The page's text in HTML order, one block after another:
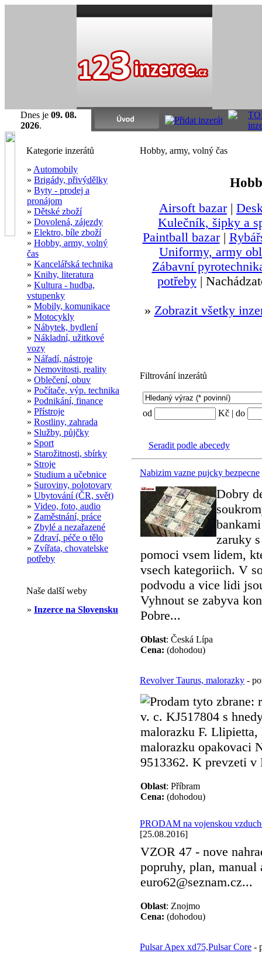
Dnes je 09. 08.
2026.
Kategorie inzerátů
» Automobily
» Brigády, přivýdělky
» Byty - prodej a
pronájom
» Dětské zboží
» Dovolená, zájezdy
» Elektro, bíle zboží
» Hobby, army, volný
čas
» Kancelářská technika
» Knihy, literatura
» Kultura - hudba,
vstupenky
» Mobily, komunikace
» Motocykly
» Nábytek, bydlení
» Nákladní, užitkové
vozy
» Nářadí, nástroje
» Nemovitosti, reality
» Oblečení, obuv
» Počítače, výp. technika
» Podnikání, finance
» Přístroje
» Rostliny, zahrada
» Služby, půjčky
» Sport
» Starožitnosti, sbírky
» Stroje
» Studium a učebnice
» Suroviny, polotovary
» Ubytování (ČR, svět)
» Video, foto, audio
» Zaměstnání, práce
» Zbylé a nezařazené
» Zdraví, péče o tělo
» Zvířata, chovatelske
potřeby
Naše další weby
» Inzerce na Slovensku
Hobby, army, volný čas
Airsoft bazar|
Kulečník, šipky a
Paintball bazar|
Uniformy, army
Zábavní
potřeby|
» Zobrazit všetky
Filtrování inzerátů
od Kč | do
Seradit podle abecedy
Nabizim vazne pujcky bezpecne
Dobry
zaruky
pomoci vsem lidem,
vsech kategoriich. V
podvodu a vice lidi
Vyhnout se zabyva
Pobre...
Oblast: Česká Lípa
Cena: (dohodou)
Revolver Taurus, malorazky -
Prodam tyto zbrane:
v. c. KJ517804 s
malorazku F. Llipietta,
malorazku opakovaci
9513362. K prevzeti v
Oblast: Příbram
Cena: (dohodou)
PRODAM na vojenskou
[25.08.2016]
VZOR 47 - nove
popruhy, plan, manual
euro62@seznam.cz...
Oblast: Znojmo
Cena: (dohodou)
Pulsar Apex xd75,Pulsar Core -